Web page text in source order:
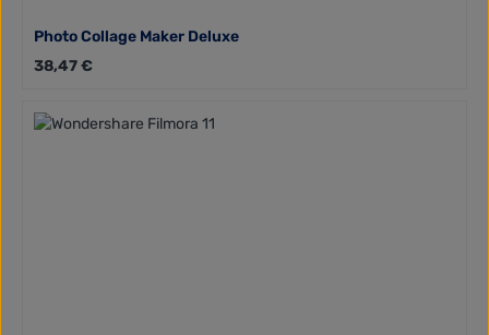
Photo Collage Maker Deluxe
Regulärer Preis:
38,47 €